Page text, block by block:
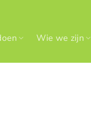
Wie we zijn